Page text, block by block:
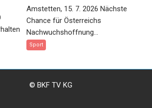
Amstetten, 15. 7. 2026 Nächste
Chance für Österreichs
Nachwuchshoffnung...
Sport
© BKF TV KG